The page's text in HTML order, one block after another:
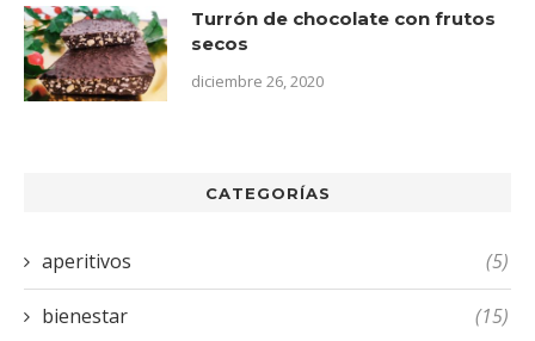
Turrón de chocolate con frutos
secos
diciembre 26, 2020
CATEGORÍAS
aperitivos (5)
bienestar (15)